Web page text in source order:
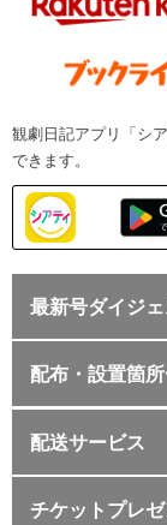
観劇日記アプリ「シ
できます。
最新号ダイジ
配布・設置箇
配送サービス
チケットプレ